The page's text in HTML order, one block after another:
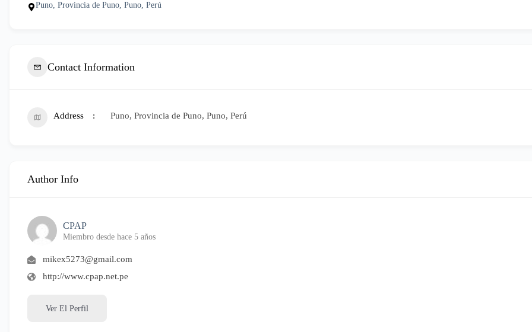
Puno, Provincia de Puno, Puno, Perú
Contact Information
Address Puno, Provincia de Puno, Puno, Perú
Author Info
CPAP
Miembro desde hace 5 años
mikex5273@gmail.com
http://www.cpap.net.pe
Ver El Perfil